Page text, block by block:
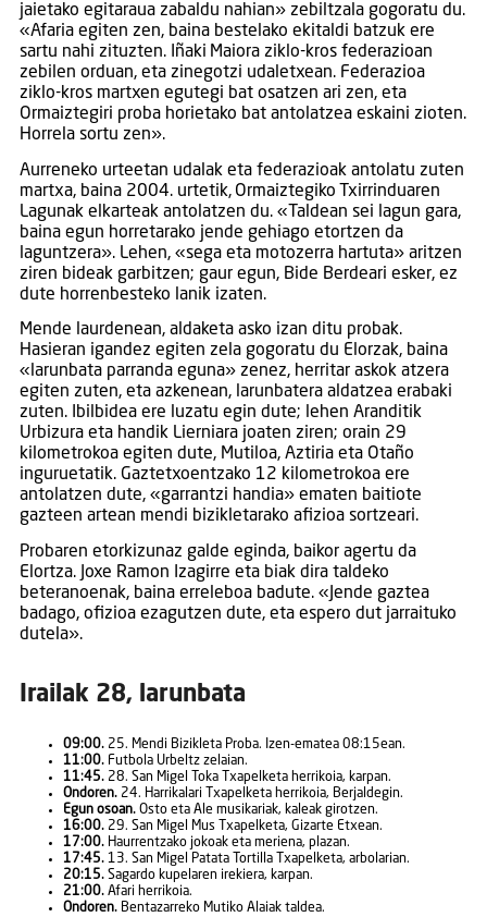
jaietako egitaraua zabaldu nahian» zebiltzala gogoratu du.
«Afaria egiten zen, baina bestelako ekitaldi batzuk ere
sartu nahi zituzten. Iñaki Maiora ziklo-kros federazioan
zebilen orduan, eta zinegotzi udaletxean. Federazioa
ziklo-kros martxen egutegi bat osatzen ari zen, eta
Ormaiztegiri proba horietako bat antolatzea eskaini zioten.
Horrela sortu zen».
Aurreneko urteetan udalak eta federazioak antolatu zuten
martxa, baina 2004. urtetik, Ormaiztegiko Txirrinduaren
Lagunak elkarteak antolatzen du. «Taldean sei lagun gara,
baina egun horretarako jende gehiago etortzen da
laguntzera». Lehen, «sega eta motozerra hartuta» aritzen
ziren bideak garbitzen; gaur egun, Bide Berdeari esker, ez
dute horrenbesteko lanik izaten.
Mende laurdenean, aldaketa asko izan ditu probak.
Hasieran igandez egiten zela gogoratu du Elorzak, baina
«larunbata parranda eguna» zenez, herritar askok atzera
egiten zuten, eta azkenean, larunbatera aldatzea erabaki
zuten. Ibilbidea ere luzatu egin dute; lehen Aranditik
Urbizura eta handik Lierniara joaten ziren; orain 29
kilometrokoa egiten dute, Mutiloa, Aztiria eta Otaño
inguruetatik. Gaztetxoentzako 12 kilometrokoa ere
antolatzen dute, «garrantzi handia» ematen baitiote
gazteen artean mendi bizikletarako afizioa sortzeari.
Probaren etorkizunaz galde eginda, baikor agertu da
Elortza. Joxe Ramon Izagirre eta biak dira taldeko
beteranoenak, baina erreleboa badute. «Jende gaztea
badago, ofizioa ezagutzen dute, eta espero dut jarraituko
dutela».
Irailak 28, larunbata
09:00.25. Mendi Bizikleta Proba. Izen-ematea 08:15ean.
11:00.Futbola Urbeltz zelaian.
11:45.28. San Migel Toka Txapelketa herrikoia, karpan.
Ondoren.24. Harrikalari Txapelketa herrikoia, Berjaldegin.
Egun osoan.Osto eta Ale musikariak, kaleak girotzen.
16:00.29. San Migel Mus Txapelketa, Gizarte Etxean.
17:00.Haurrentzako jokoak eta meriena, plazan.
17:45.13. San Migel Patata Tortilla Txapelketa, arbolarian.
20:15.Sagardo kupelaren irekiera, karpan.
21:00.Afari herrikoia.
Ondoren.Bentazarreko Mutiko Alaiak taldea.